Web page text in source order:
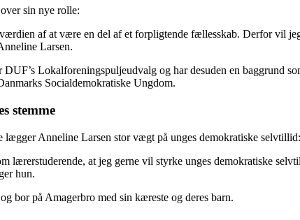
sin nye rolle:
af at være en del af et forpligtende fællesskab. Derfor vil
Larsen.
Lokalforeningspuljeudvalg og har desuden en baggrund
Socialdemokratiske Ungdom.
stemme
lægger Anneline Larsen stor vægt på unges demokratiske selvtillid:
lærerstuderende, at jeg gerne vil styrke unges demokratiske
hun.
bor på Amagerbro med sin kæreste og deres barn.